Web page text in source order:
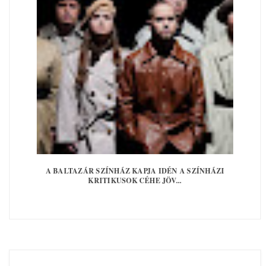
A BALTAZÁR SZÍNHÁZ KAPJA IDÉN A SZÍNHÁZI
KRITIKUSOK CÉHE JÖV...